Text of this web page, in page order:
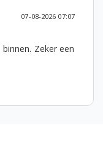
Ik heb een